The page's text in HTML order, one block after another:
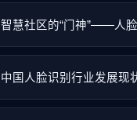
智慧社区的“门神”——人
中国人脸识别行业发展现